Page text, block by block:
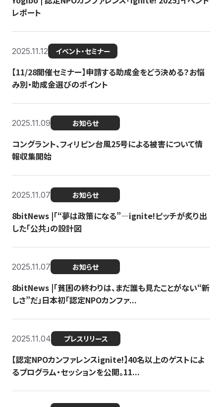
レポート
2025.11.12 イベント・セミナー
【11/28開催セミナー】申請する助成金をどう決める？お悩
み別・助成金選びのポイント
2025.11.09 お知らせ
コングラント、フィリピン台風25号による被害について情
報収集開始
2025.11.07 お知らせ
8bitNews |「“夢は政策になる”—ignite!ピッチが炙り出
した「公共」の設計図
2025.11.07 お知らせ
8bitNews |「貧困の終わりは、まだ誰も見たことがない“新
しさ”だ」日本初「認定NPOカンファ...
2025.11.04 プレスリリース
【認定NPOカンファレンスignite!】40名以上のゲストによ
るプログラム・セッションを公開。11...